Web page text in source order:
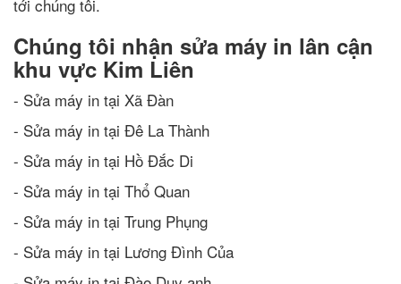
tới chúng tôi.
Chúng tôi nhận sửa máy in lân cận
khu vực Kim Liên
- Sửa máy in tại Xã Đàn
- Sửa máy in tại Đê La Thành
- Sửa máy in tại Hồ Đắc Di
- Sửa máy in tại Thổ Quan
- Sửa máy in tại Trung Phụng
- Sửa máy in tại Lương Đình Của